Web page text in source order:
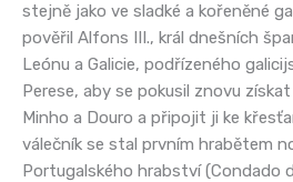
stejně jako ve sladké a kořeněné
pověřil Alfons III., král dnešních
Leónu a Galicie, podřízeného
Perese, aby se pokusil znovu
Minho a Douro a připojit ji ke
válečník se stal prvním hrabětem
Portugalského hrabství (Condado